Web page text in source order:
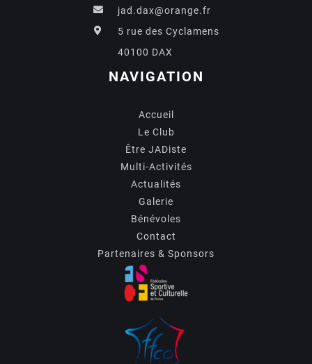
jad.dax@orange.fr
5 rue des Cyclamens
40100 DAX
NAVIGATION
Accueil
Le Club
Être JADiste
Multi-Activités
Actualités
Galerie
Bénévoles
Contact
Partenaires & Sponsors